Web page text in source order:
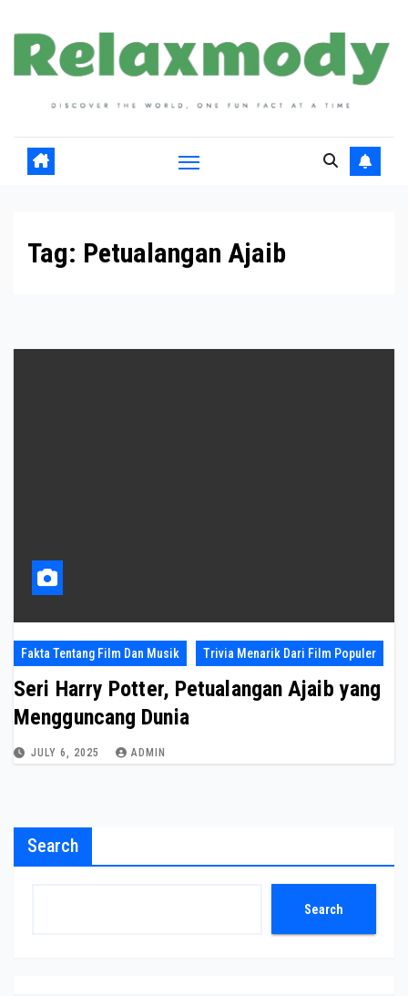
content
Tag: Petualangan Ajaib
Fakta Tentang Film Dan Musik Trivia Menarik Dari Film Populer
Seri Harry Potter, Petualangan Ajaib yang
Mengguncang Dunia
JULY 6, 2025 ADMIN
Search
Search